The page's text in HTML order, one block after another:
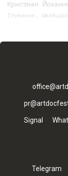
Кристиан
Германия,
Signal
Telegram